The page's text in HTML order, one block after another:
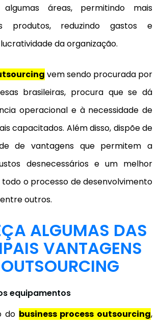
áreas, permitindo mais
produtos, reduzindo gastos e
da organização.
vem sendo procurada por
brasileiras, procura que se dá
operacional e à necessidade de
capacitados. Além disso, dispõe de
de vantagens que permitem a
desnecessários e um melhor
o processo de desenvolvimento
outros.
ALGUMAS DAS
VANTAGENS
equipamentos
do business process outsourcing,